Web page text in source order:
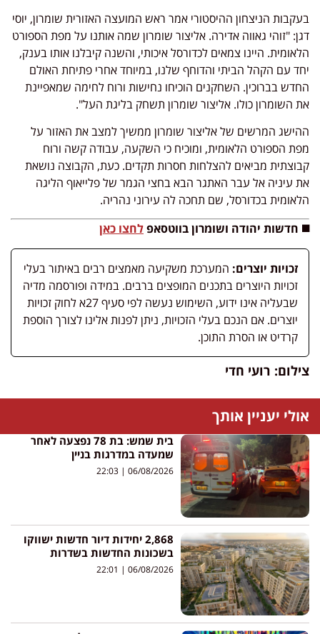
בעקבות הניצחון ההיסטורי אמר ראש המועצה האזורית שומרון, יוסי
דגן: "זוהי גאווה אדירה. אליצור שומרון שמה אותנו על מפת הספורט
הלאומית. היינו צמאים לכדורסל איכותי, והשנה קיבלנו אותו בענק,
יחד עם הקהל הביתי והדוחף שלנו, במיוחד אחרי פתיחת האולם
החדש בברוכין. השחקנים הוכיחו נחישות ורוח לחימה שמאפיינת
את השומרון כולו. אליצור שומרון תשחק בליגת העל".
ההישג המרשים של אליצור שומרון ממשיך למצב את האזור על
מפת הספורט הלאומית, ומוכיח כי השקעה, עבודה קשה ורוח
קבוצתית מביאים להצלחות חסרות תקדים. כעת, הקבוצה נושאת
את עיניה אל עבר האתגר הבא בחצי הגמר של פלייאוף הליגה
הלאומית בכדורסל, שם תחכה לה עירוני נהריה.
◼️ חדשות יהודה ושומרון בווטסאפלחצו כאן
זכויות יוצרים: המערכת משקיעה מאמצים רבים באיתור בעלי
זכויות היוצרים בתכנים המופצים ברבים. במידה ופורסמה מדיה
שבעליה אינו ידוע, השימוש נעשה לפי סעיף 27א לחוק זכויות
יוצרים. אם הנכם בעלי הזכויות, ניתן לפנות אלינו לצורך הוספת
קרדיט או הסרת התוכן.
צילום: רועי חדי
אולי יעניין אותך
בית שמש: בת 78 נפצעה לאחר
שמעדה במדרגות בניין
06/08/2026
2,868 יחידות דיור חדשות ישווקו
בשכונות החדשות בשדרות
06/08/2026